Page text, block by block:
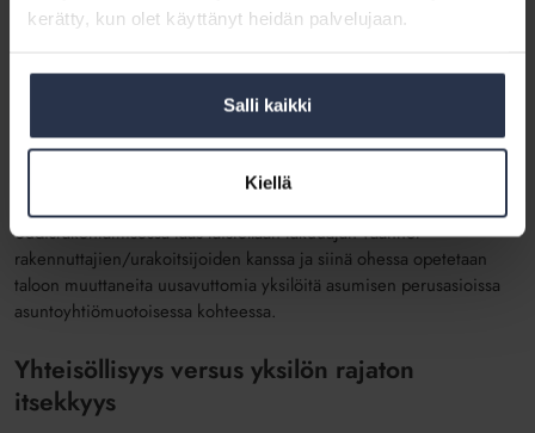
kerätty, kun olet käyttänyt heidän palvelujaan.
Salli kaikki
Kiellä
Pikkuasiatversusisot asiat
Muistan käyneeni jossain hallituksessa 1980–luvulla aikaa vievän
keskustelun siitä, että minkälaiset löylykauhat hankitaan taloyhtiön
tuollaiset varusteet ja isommatkinhankinnatisännöitsijä vain hoitaa
ilman keskusteluita. Tilalle ovat tulleet
Uudisrakentamisessa taas taistellaan takuuajan väännöt
rakennuttajien/urakoitsijoiden kanssa ja siinä ohessa opetetaan
taloon muuttaneita uusavuttomia yksilöitä asumisen perusasioissa
asuntoyhtiömuotoisessa kohteessa.
Yhteisöllisyysversus yksilön rajaton
itsekkyys